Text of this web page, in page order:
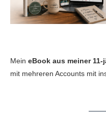
Mein eBook aus meiner
mit mehreren Accounts mit